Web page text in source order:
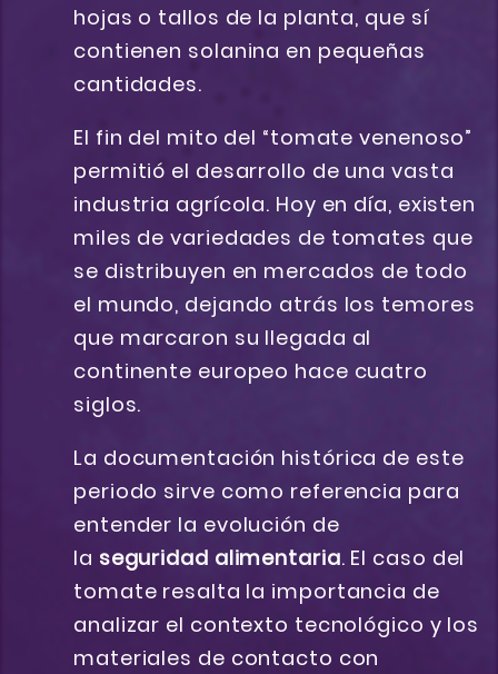
hojas o tallos de la planta, que sí
contienen solanina en pequeñas
cantidades.
El fin del mito del “tomate venenoso”
permitió el desarrollo de una vasta
industria agrícola. Hoy en día, existen
miles de variedades de tomates que
se distribuyen en mercados de todo
el mundo, dejando atrás los temores
que marcaron su llegada al
continente europeo hace cuatro
siglos.
La documentación histórica de este
periodo sirve como referencia para
entender la evolución de
la seguridad alimentaria. El caso del
tomate resalta la importancia de
analizar el contexto tecnológico y los
materiales de contacto con